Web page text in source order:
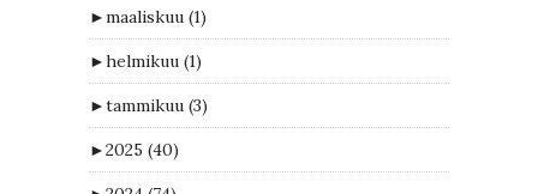
►maaliskuu (1)
►helmikuu (1)
►tammikuu (3)
►2025 (40)